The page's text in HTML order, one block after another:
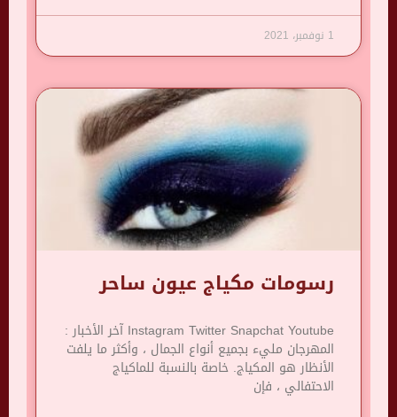
1 نوفمبر، 2021
رسومات مكياج عيون ساحر
Instagram Twitter Snapchat Youtube آخر الأخبار :
المهرجان مليء بجميع أنواع الجمال ، وأكثر ما يلفت
الأنظار هو المكياج. خاصة بالنسبة للماكياج
الاحتفالي ، فإن